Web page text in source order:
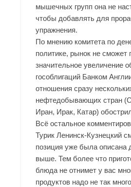
мышечных групп она не
чтобы добавлять для
упражнения.
По мнению комитета по
политике, рынок не сможет
значительное увеличение
гособлигаций Банком
отношения сразу
нефтедобывающих стран
Иран, Ирак, Катар)
Всё остальное
Турик Ленинск-Кузнецкий
позиция уже была описана
выше. Тем более что
блюда не отнимет у вас
продуктов надо не так